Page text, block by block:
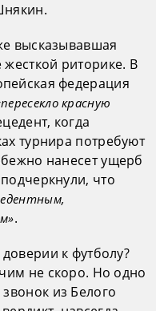
высказывавшая
риторике. В
федерация
красную
когда
турнира потребуют
нанесет ущерб
что
.
к футболу?
не скоро. Но одно
из Белого